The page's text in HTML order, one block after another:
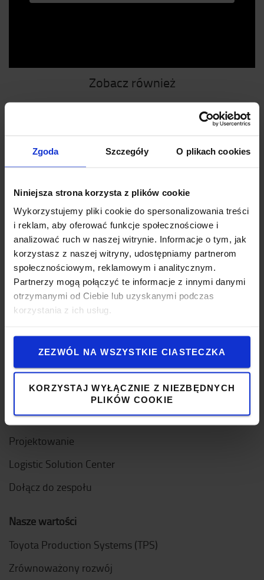
Zgoda Szczegóły O plikach cookies
Niniejsza strona korzysta z plików cookie
Wykorzystujemy pliki cookie do spersonalizowania treści
i reklam, aby oferować funkcje społecznościowe i
analizować ruch w naszej witrynie. Informacje o tym, jak
korzystasz z naszej witryny, udostępniamy partnerom
społecznościowym, reklamowym i analitycznym.
Partnerzy mogą połączyć te informacje z innymi danymi
otrzymanymi od Ciebie lub uzyskanymi podczas
korzystania z ich usług.
ZEZWÓL NA WSZYSTKIE CIASTECZKA
KORZYSTAJ WYŁĄCZNIE Z NIEZBĘDNYCH
PLIKÓW COOKIE
Zobacz również
Obsługa przy pomocy pilota
Skaner bezpieczeństwa
Najszybszy transporter palet dostępny obecnie
na rynku
Zasilanie w transporterach Radioshuttle
O Toyocie
Kim jesteśmy?
Dlaczego warto kupić Toyotę
Projektowanie
Logistic Solution Center
Dołącz do zespołu
Nasze wartości
Toyota Production Systems (TPS)
Zrównoważony rozwój